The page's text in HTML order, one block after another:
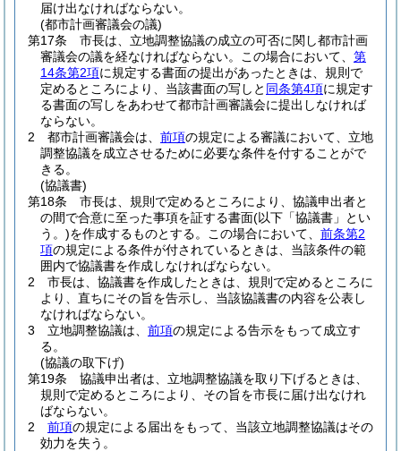
届け出なければならない。
(都市計画審議会の議)
第17条
市長は、立地調整協議の成立の可否に関し都市計画
審議会の議を経なければならない。
この場合において、 第
14条第2項に規定する書面の提出があったときは、規則で
定めるところにより、当該書面の写しと 同条第4項に規定す
る書面の写しをあわせて都市計画審議会に提出しなければ
ならない。
2
都市計画審議会は、 前項の規定による審議において、立地
調整協議を成立させるために必要な条件を付することがで
きる。
(協議書)
第18条
市長は、規則で定めるところにより、協議申出者と
の間で合意に至った事項を証する書面(以下「協議書」とい
う。)を作成するものとする。 この場合において、 前条第2
項の規定による条件が付されているときは、当該条件の範
囲内で協議書を作成しなければならない。
2
市長は、協議書を作成したときは、規則で定めるところに
より、直ちにその旨を告示し、当該協議書の内容を公表し
なければならない。
3
立地調整協議は、 前項の規定による告示をもって成立す
る。
(協議の取下げ)
第19条
協議申出者は、立地調整協議を取り下げるときは、
規則で定めるところにより、その旨を市長に届け出なけれ
ばならない。
2
前項の規定による届出をもって、当該立地調整協議はその
効力を失う。